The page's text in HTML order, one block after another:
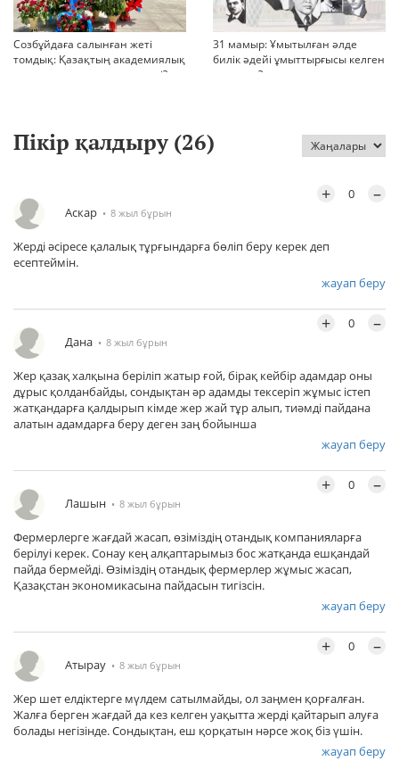
Созбұйдаға салынған жеті
томдық: Қазақтың академиялық
тарихы қашан жарық көреді?
31 мамыр: Ұмытылған әлде
билік әдейі ұмыттырғысы келген
тарих па?
Пікір қалдыру (26)
Аскар 8 жыл бұрын
+ 0 –
Жерді әсіресе қалалық тұрғындарға бөліп беру керек деп
есептеймін.
жауап беру
Дана 8 жыл бұрын
+ 0 –
Жер қазақ халқына беріліп жатыр ғой, бірақ кейбір адамдар оны
дұрыс қолданбайды, сондықтан әр адамды тексеріп жұмыс істеп
жатқандарға қалдырып кімде жер жай тұр алып, тиәмді пайдана
алатын адамдарға беру деген заң бойынша
жауап беру
Лашын 8 жыл бұрын
+ 0 –
Фермерлерге жағдай жасап, өзіміздің отандық компанияларға
берілуі керек. Сонау кең алқаптарымыз бос жатқанда ешқандай
пайда бермейді. Өзіміздің отандық фермерлер жұмыс жасап,
Қазақстан экономикасына пайдасын тигізсін.
жауап беру
Атырау 8 жыл бұрын
+ 0 –
Жер шет елдіктерге мүлдем сатылмайды, ол заңмен қорғалған.
Жалға берген жағдай да кез келген уақытта жерді қайтарып алуға
болады негізінде. Сондықтан, еш қорқатын нәрсе жоқ біз үшін.
жауап беру